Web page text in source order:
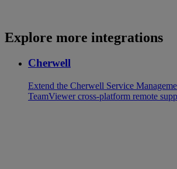
Explore more integrations
Cherwell
Extend the Cherwell Service
TeamViewer cross-platform remote